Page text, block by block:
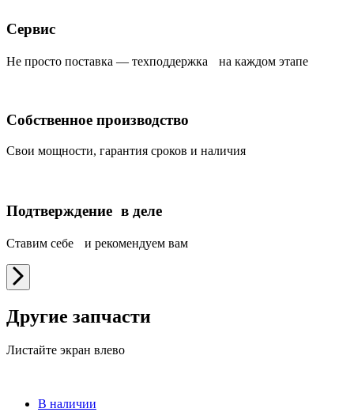
Сервис
Не просто поставка — техподдержка на каждом этапе
Собственное производство
Свои мощности, гарантия сроков и наличия
Подтверждение в деле
Ставим себе и рекомендуем вам
Другие запчасти
Листайте экран влево
В наличии